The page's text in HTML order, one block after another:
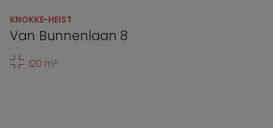
KNOKKE-HEIST
Van Bunnenlaan 8
120 m²